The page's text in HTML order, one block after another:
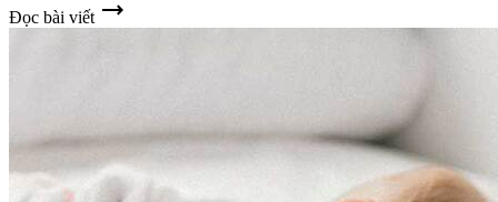
Đọc bài viết trending_flat